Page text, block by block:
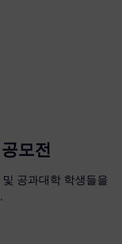
모전
공과대학 학생들을